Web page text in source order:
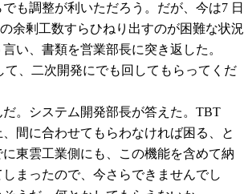
も調整が利いただろう。だが、今は7 日
余剰工数すらひねり出すのが困難な状況
い、書類を営業部長に突き返した。
て、二次開発にでも回してもらってくだ
。システム開発部長が答えた。TBT
間に合わせてもらわなければ困る、と
東雲工業側にも、この機能を含めて納
まったので、今さらできませんでし